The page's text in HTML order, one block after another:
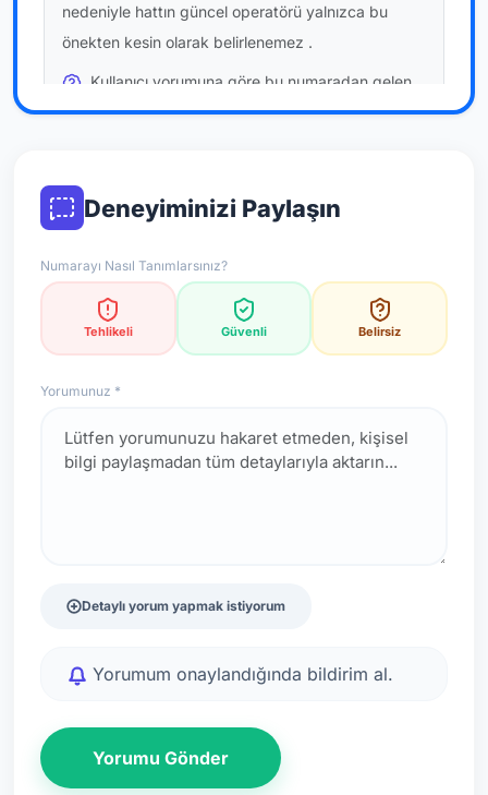
nedeniyle hattın güncel operatörü yalnızca bu
önekten kesin olarak belirlenemez .
Kullanıcı yorumuna göre bu numaradan gelen
çağrılaratemkinli yaklaşmanızönerilir; bu bir site
resmi doğrulama niteliği taşımaz.
*Not: Değerlendirmeler onaylı kullanıcı yorumlarına göre
güncellenir.
Deneyiminizi Paylaşın
Numarayı Nasıl Tanımlarsınız?
Tehlikeli Güvenli Belirsiz
Yorumunuz *
Detaylı yorum yapmak istiyorum
Yorumum onaylandığında bildirim al.
Yorumu Gönder